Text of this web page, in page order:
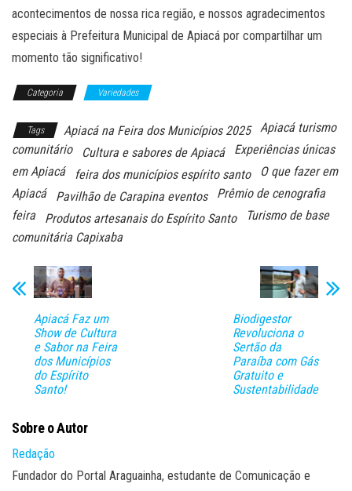
acontecimentos de nossa rica região, e nossos agradecimentos
especiais à Prefeitura Municipal de Apiacá por compartilhar um
momento tão significativo!
Categoria Variedades
Tags Apiacá na Feira dos Municípios 2025
Apiacá turismo
comunitário
Cultura e sabores de Apiacá
Experiências únicas
em Apiacá
feira dos municípios espírito santo
O que fazer em
Apiacá
Pavilhão de Carapina eventos
Prêmio de cenografia
feira
Produtos artesanais do Espírito Santo
Turismo de base
comunitária Capixaba
Apiacá Faz um
Show de Cultura
e Sabor na Feira
dos Municípios
do Espírito
Santo!
Biodigestor
Revoluciona o
Sertão da
Paraíba com Gás
Gratuito e
Sustentabilidade
Sobre o Autor
Redação
Fundador do Portal Araguainha, estudante de Comunicação e